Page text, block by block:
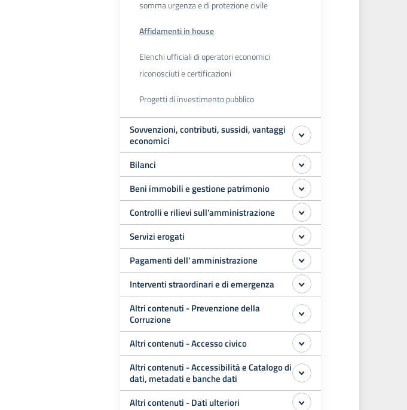
somma urgenza e di protezione civile
Affidamenti in house
Elenchi ufficiali di operatori economici
riconosciuti e certificazioni
Progetti di investimento pubblico
Sovvenzioni, contributi, sussidi, vantaggi
economici
Bilanci
Beni immobili e gestione patrimonio
Controlli e rilievi sull'amministrazione
Servizi erogati
Pagamenti dell' amministrazione
Interventi straordinari e di emergenza
Altri contenuti - Prevenzione della
Corruzione
Altri contenuti - Accesso civico
Altri contenuti - Accessibilità e Catalogo di
dati, metadati e banche dati
Altri contenuti - Dati ulteriori